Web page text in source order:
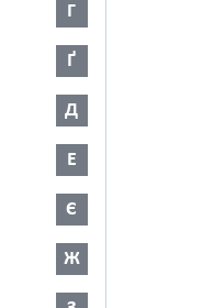
Г
Ґ
Д
Е
Є
Ж